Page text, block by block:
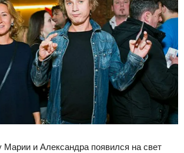
Марии и Александра появился на свет